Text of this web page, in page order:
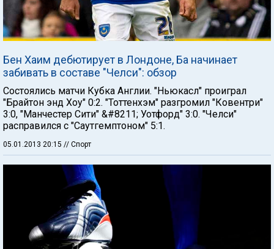
Бен Хаим дебютирует в Лондоне, Ба начинает
забивать в составе "Челси": обзор
Состоялись матчи Кубка Англии. "Ньюкасл" проиграл
"Брайтон энд Хоу" 0:2. "Тоттенхэм" разгромил "Ковентри"
3:0, "Манчестер Сити" &#8211; Уотфорд" 3:0. "Челси"
расправился с "Саутгемптоном" 5:1.
05.01.2013 20:15 // Спорт